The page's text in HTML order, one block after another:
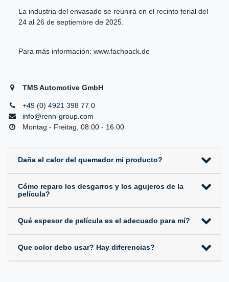
La industria del envasado se reunirá en el recinto ferial del
24 al 26 de septiembre de 2025.
Para más información: www.fachpack.de
TMS Automotive GmbH
+49 (0) 4921 398 77 0
info@renn-group.com
Montag - Freitag, 08:00 - 16:00
Daña el calor del quemador mi producto?
Cómo reparo los desgarros y los agujeros de la
película?
Qué espesor de película es el adecuado para mí?
Que color debo usar? Hay diferencias?